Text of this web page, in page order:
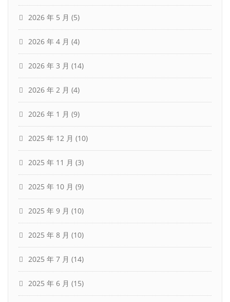
2026 年 5 月 (5)
2026 年 4 月 (4)
2026 年 3 月 (14)
2026 年 2 月 (4)
2026 年 1 月 (9)
2025 年 12 月 (10)
2025 年 11 月 (3)
2025 年 10 月 (9)
2025 年 9 月 (10)
2025 年 8 月 (10)
2025 年 7 月 (14)
2025 年 6 月 (15)